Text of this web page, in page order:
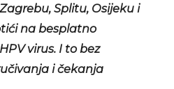
Splitu, Osijeku i
na besplatno
virus. I to bez
i čekanja